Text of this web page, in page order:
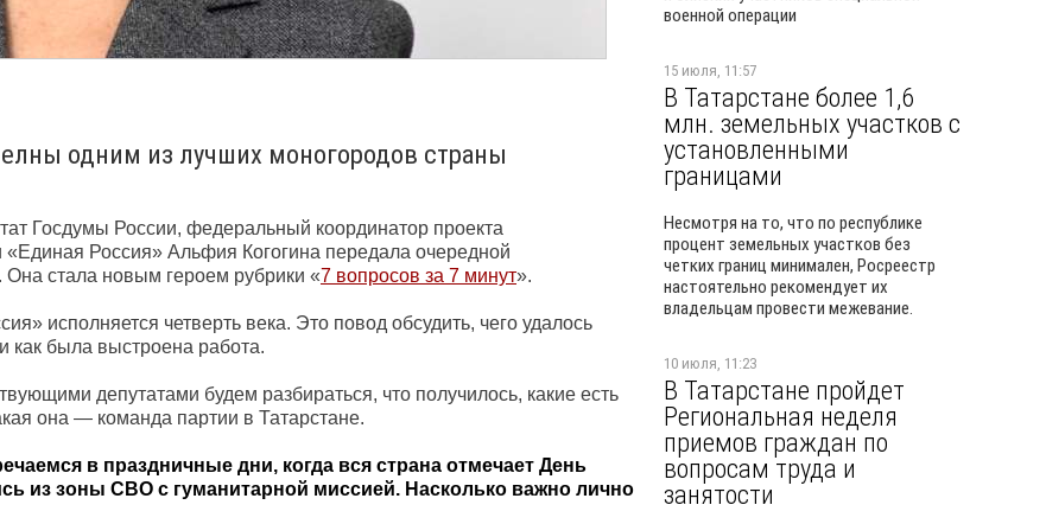
одним из лучших моногородов страны
Госдумы России, федеральный координатор проекта
Россия» Альфия Когогина передала очередной
стала новым героем рубрики «7 вопросов за 7 минут».
исполняется четверть века. Это повод обсудить, чего удалось
как была выстроена работа.
депутатами будем разбираться, что получилось, какие есть
она — команда партии в Татарстане.
в праздничные дни, когда вся страна отмечает День
из зоны СВО с гуманитарной миссией. Насколько важно лично
военной операции
15 июля, 11:57
В Татарстане более 1,6
млн. земельных участков с
установленными
границами
Несмотря на то, что по республике
процент земельных участков без
четких границ минимален, Росреестр
настоятельно рекомендует их
владельцам провести межевание.
10 июля, 11:23
В Татарстане пройдет
Региональная неделя
приемов граждан по
вопросам труда и
занятости